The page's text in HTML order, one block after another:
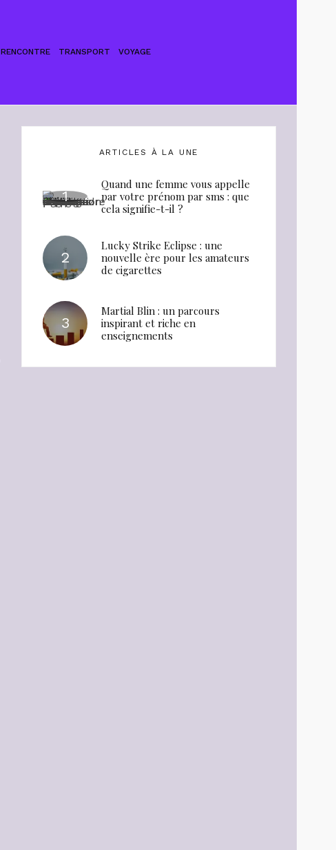
RENCONTRE TRANSPORT VOYAGE
ARTICLES À LA UNE
Quand une femme vous appelle
par votre prénom par sms : que
cela signifie-t-il ?
Lucky Strike Eclipse : une
nouvelle ère pour les amateurs
de cigarettes
Martial Blin : un parcours
inspirant et riche en
enseignements